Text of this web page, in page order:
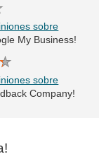
sobre
My Business!
sobre
Company!